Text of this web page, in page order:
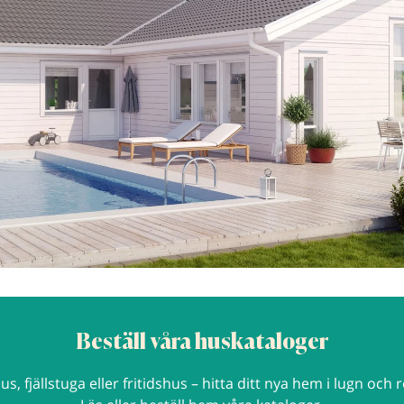
Beställ våra huskataloger
fjällstuga eller fritidshus – hitta ditt nya hem i lugn och